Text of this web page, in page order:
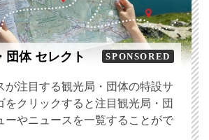
団体 セレクト SPONSORED
が注目する観光局・団体の特設サ
をクリックすると注目観光局・団
ーやニュースを一覧することがで